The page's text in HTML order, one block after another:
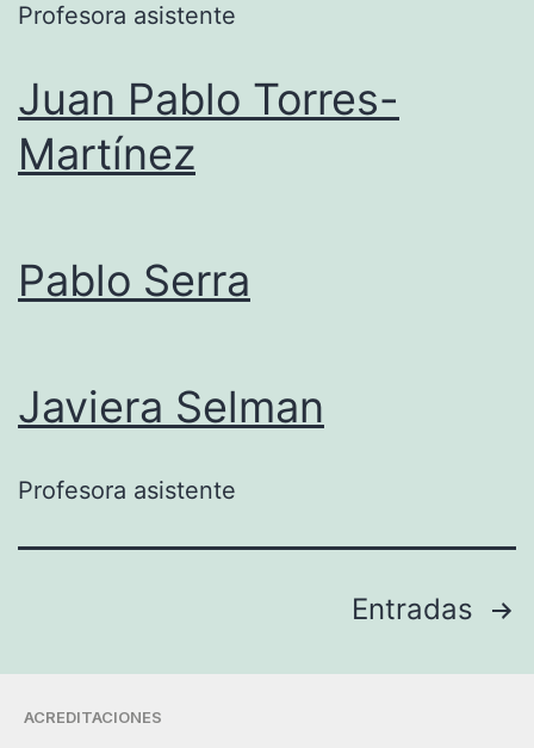
Profesora asistente
Juan Pablo Torres-
Martínez
Pablo Serra
Javiera Selman
Profesora asistente
Entradas
ACREDITACIONES